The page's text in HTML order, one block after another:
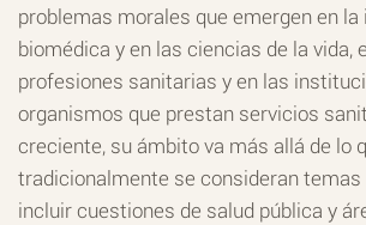
problemas morales que emergen en
biomédica y en las ciencias de la vida,
profesiones sanitarias y en las
organismos que prestan servicios
creciente, su ámbito va más allá de lo
tradicionalmente se consideran
incluir cuestiones de salud pública y